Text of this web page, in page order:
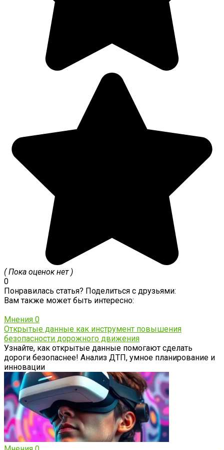
( Пока оценок нет )
0
Понравилась статья? Поделиться с друзьями:
Вам также может быть интересно:
Мнения 0
Открытые данные как инструмент повышения
безопасности дорожного движения
Узнайте, как открытые данные помогают сделать
дороги безопаснее! Анализ ДТП, умное планирование и
инновации